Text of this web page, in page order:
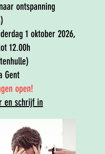
ontspanning
1 oktober 2026,
12.00h
Gent
open!​
en schrijf in​​